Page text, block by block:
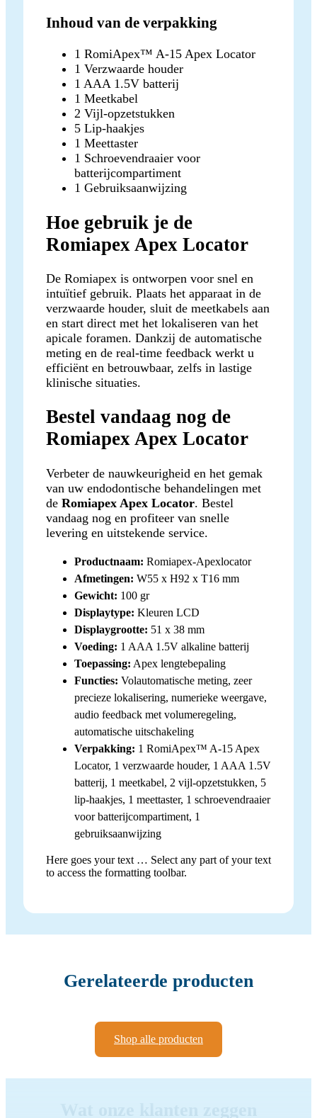
Inhoud van de verpakking
1 RomiApex™ A-15 Apex Locator
1 Verzwaarde houder
1 AAA 1.5V batterij
1 Meetkabel
2 Vijl-opzetstukken
5 Lip-haakjes
1 Meettaster
1 Schroevendraaier voor
batterijcompartiment
1 Gebruiksaanwijzing
Hoe gebruik je de
Romiapex Apex Locator
De Romiapex is ontworpen voor snel en
intuïtief gebruik. Plaats het apparaat in de
verzwaarde houder, sluit de meetkabels aan
en start direct met het lokaliseren van het
apicale foramen. Dankzij de automatische
meting en de real-time feedback werkt u
efficiënt en betrouwbaar, zelfs in lastige
klinische situaties.
Bestel vandaag nog de
Romiapex Apex Locator
Verbeter de nauwkeurigheid en het gemak
van uw endodontische behandelingen met
de Romiapex Apex Locator. Bestel
vandaag nog en profiteer van snelle
levering en uitstekende service.
Productnaam: Romiapex-Apexlocator
Afmetingen: W55 x H92 x T16 mm
Gewicht: 100 gr
Displaytype: Kleuren LCD
Displaygrootte: 51 x 38 mm
Voeding: 1 AAA 1.5V alkaline batterij
Toepassing: Apex lengtebepaling
Functies: Volautomatische meting, zeer
precieze lokalisering, numerieke weergave,
audio feedback met volumeregeling,
automatische uitschakeling
Verpakking: 1 RomiApex™ A-15 Apex
Locator, 1 verzwaarde houder, 1 AAA 1.5V
batterij, 1 meetkabel, 2 vijl-opzetstukken, 5
lip-haakjes, 1 meettaster, 1 schroevendraaier
voor batterijcompartiment, 1
gebruiksaanwijzing
Here goes your text … Select any part of your text
to access the formatting toolbar.
Gerelateerde producten
Shop alle producten